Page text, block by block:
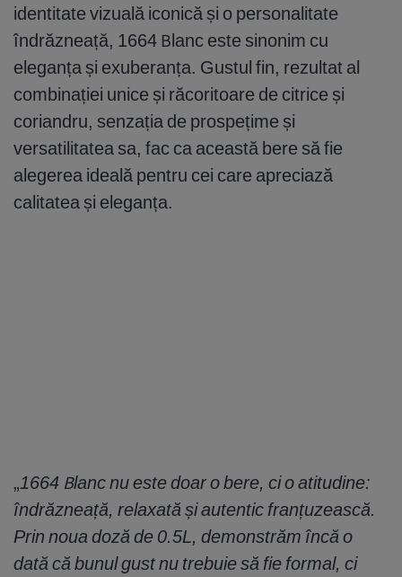
identitate vizuală iconică și o personalitate
îndrăzneață, 1664 Blanc este sinonim cu
eleganța și exuberanța. Gustul fin, rezultat al
combinației unice și răcoritoare de citrice și
coriandru, senzația de prospețime și
versatilitatea sa, fac ca această bere să fie
alegerea ideală pentru cei care apreciază
calitatea și eleganța.
„1664 Blanc nu este doar o bere, ci o atitudine:
îndrăzneață, relaxată și autentic franțuzească.
Prin noua doză de 0.5L, demonstrăm încă o
dată că bunul gust nu trebuie să fie formal, ci